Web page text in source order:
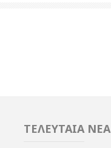
ΤΕΛΕΥΤΑΙΑ ΝΕΑ